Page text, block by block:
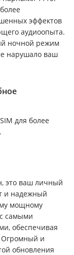
эффектов
аудиоопыта.
ночной режим
нарушало ваш
для более
это ваш личный
и надежный
мощному
самыми
обеспечивая
Огромный и
обновления